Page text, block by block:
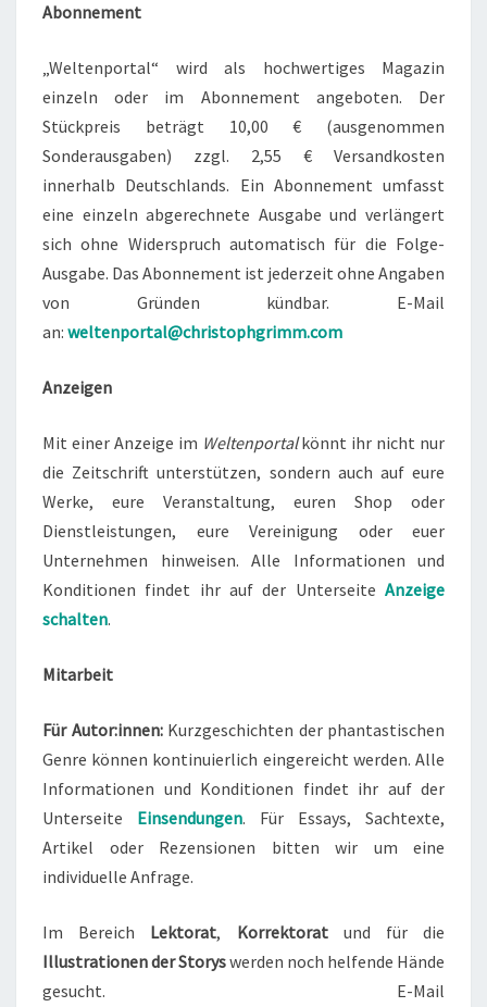
Abonnement
„Weltenportal“ wird als hochwertiges Magazin
einzeln oder im Abonnement angeboten. Der
Stückpreis beträgt 10,00 € (ausgenommen
Sonderausgaben) zzgl. 2,55 € Versandkosten
innerhalb Deutschlands. Ein Abonnement umfasst
eine einzeln abgerechnete Ausgabe und verlängert
sich ohne Widerspruch automatisch für die Folge-
Ausgabe. Das Abonnement ist jederzeit ohne Angaben
von Gründen kündbar. E-Mail
an: weltenportal@christophgrimm.com
Anzeigen
Mit einer Anzeige im Weltenportalkönnt ihr nicht nur
die Zeitschrift unterstützen, sondern auch auf eure
Werke, eure Veranstaltung, euren Shop oder
Dienstleistungen, eure Vereinigung oder euer
Unternehmen hinweisen. Alle Informationen und
Konditionen findet ihr auf der Unterseite Anzeige
schalten.
Mitarbeit
Für Autor:innen: Kurzgeschichten der phantastischen
Genre können kontinuierlich eingereicht werden. Alle
Informationen und Konditionen findet ihr auf der
Unterseite Einsendungen. Für Essays, Sachtexte,
Artikel oder Rezensionen bitten wir um eine
individuelle Anfrage.
Im Bereich Lektorat, Korrektorat und für die
Illustrationender Storyswerden noch helfende Hände
gesucht. E-Mail